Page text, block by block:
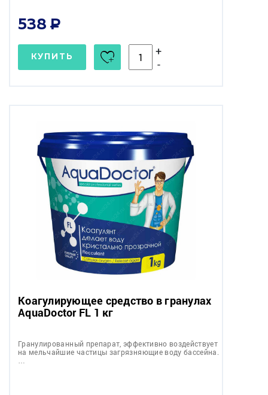
538
КУПИТЬ
+
-
Коагулирующее средство в гранулах
AquaDoctor FL 1 кг
Гранулированный препарат, эффективно воздействует
на мельчайшие частицы загрязняющие воду бассейна.